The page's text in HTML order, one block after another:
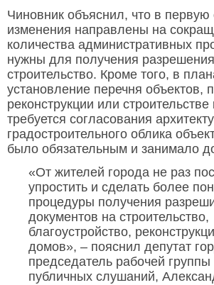
Чиновник объяснил, что в первую
изменения направлены на
количества административных
нужны для получения
строительство. Кроме того, в
установление перечня объектов,
реконструкции или
требуется согласования
градостроительного облика
было обязательным и занимало
«От жителей города не раз
упростить и сделать более
процедуры получения
документов на строительство,
благоустройство,
домов», – пояснил депутат
председатель рабочей
публичных слушаний,